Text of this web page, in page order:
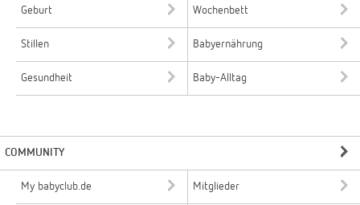
Geburt Wochenbett
Stillen Babyernährung
Gesundheit Baby-Alltag
COMMUNITY
My babyclub.de Mitglieder